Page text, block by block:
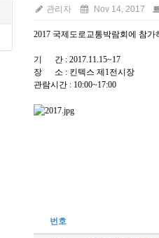
동파방지
산업용히터
관리자 Nov 14, 2017
2017 국제도로교통박람회에 참
기 간 : 2017.11.15~17
장 소 : 킨텍스 제1전시장
관람시간 : 10:00~17:00
번호